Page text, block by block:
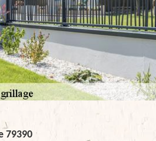
79390